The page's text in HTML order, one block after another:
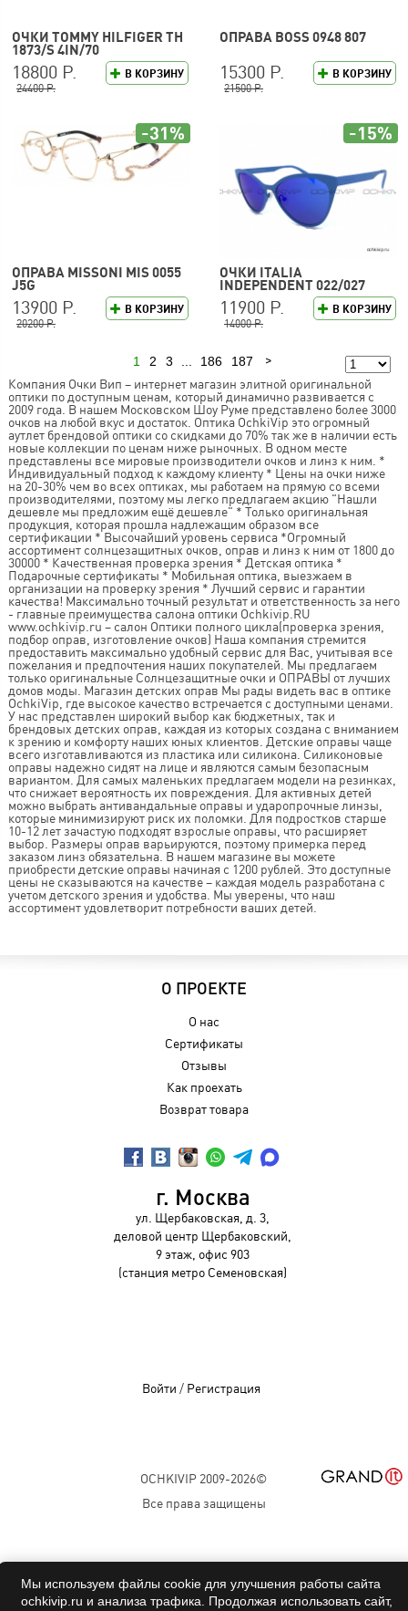
ОЧКИ TOMMY HILFIGER TH
1873/S 4IN/70
В КОРЗИНУ
18800 Р.
24400 Р.
ОПРАВА BOSS 0948 807
В КОРЗИНУ
15300 Р.
21500 Р.
ОПРАВА MISSONI MIS 0055
J5G
В КОРЗИНУ
13900 Р.
20200 Р.
-31%
ОЧКИ ITALIA
INDEPENDENT 022/027
В КОРЗИНУ
11900 Р.
14000 Р.
-15%
1 2 3 186 187
Компания Очки Вип – интернет магазин элитной оригинальной
оптики по доступным ценам, который динамично развивается с
2009 года. В нашем Московском Шоу Руме представлено более 3000
очков на любой вкус и достаток. Оптика OchkiVip это огромный
аутлет брендовой оптики со скидками до 70% так же в наличии есть
новые коллекции по ценам ниже рыночных. В одном месте
представлены все мировые производители очков и линз к ним. *
Индивидуальный подход к каждому клиенту * Цены на очки ниже
на 20-30% чем во всех оптиках, мы работаем на прямую со всеми
производителями, поэтому мы легко предлагаем акцию "Нашли
дешевле мы предложим ещё дешевле" * Только оригинальная
продукция, которая прошла надлежащим образом все
сертификации * Высочайший уровень сервиса *Огромный
ассортимент солнцезащитных очков, оправ и линз к ним от 1800 до
30000 * Качественная проверка зрения * Детская оптика *
Подарочные сертификаты * Мобильная оптика, выезжаем в
организации на проверку зрения * Лучший сервис и гарантии
качества! Максимально точный результат и ответственность за него
- главные преимущества салона оптики Ochkivip.RU
www.ochkivip.ru – салон Оптики полного цикла(проверка зрения,
подбор оправ, изготовление очков) Наша компания стремится
предоставить максимально удобный сервис для Вас, учитывая все
пожелания и предпочтения наших покупателей. Мы предлагаем
только оригинальные Солнцезащитные очки и ОПРАВЫ от лучших
домов моды. Магазин детских оправ Мы рады видеть вас в оптике
OchkiVip, где высокое качество встречается с доступными ценами.
У нас представлен широкий выбор как бюджетных, так и
брендовых детских оправ, каждая из которых создана с вниманием
к зрению и комфорту наших юных клиентов. Детские оправы чаще
всего изготавливаются из пластика или силикона. Силиконовые
оправы надежно сидят на лице и являются самым безопасным
вариантом. Для самых маленьких предлагаем модели на резинках,
что снижает вероятность их повреждения. Для активных детей
можно выбрать антивандальные оправы и ударопрочные линзы,
которые минимизируют риск их поломки. Для подростков старше
10-12 лет зачастую подходят взрослые оправы, что расширяет
выбор. Размеры оправ варьируются, поэтому примерка перед
заказом линз обязательна. В нашем магазине вы можете
приобрести детские оправы начиная с 1200 рублей. Это доступные
цены не сказываются на качестве – каждая модель разработана с
учетом детского зрения и удобства. Мы уверены, что наш
ассортимент удовлетворит потребности ваших детей.
О ПРОЕКТЕ
О нас
Сертификаты
Отзывы
Как проехать
Возврат товара
г. Москва
ул. Щербаковская, д. 3,
деловой центр Щербаковский,
9 этаж, офис 903
(станция метро Семеновская)
Войти / Регистрация
OCHKIVIP 2009-2026©
Все права защищены
Мы используем файлы cookie для улучшения работы сайта
ochkivip.ru и анализа трафика. Продолжая использовать сайт,